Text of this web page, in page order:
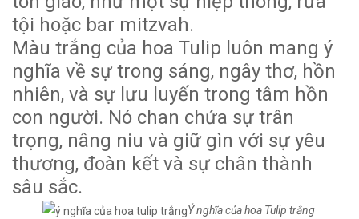
tội hoặc bar mitzvah.
Màu trắng của hoa Tulip luôn mang ý
nghĩa về sự trong sáng, ngây thơ, hồn
nhiên, và sự lưu luyến trong tâm hồn
con người. Nó chan chứa sự trân
trọng, nâng niu và giữ gìn với sự yêu
thương, đoàn kết và sự chân thành
sâu sắc.
Ý nghĩa của hoa Tulip trắng